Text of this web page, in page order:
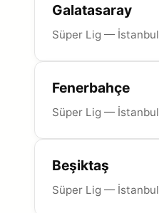
Galatasaray
Süper Lig — İstanbul
Fenerbahçe
Süper Lig — İstanbul
Beşiktaş
Süper Lig — İstanbul